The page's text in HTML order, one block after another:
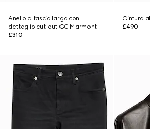
Anello a fascia larga con
dettaglio cut-out GG Marmont
£310
Cintura
£490